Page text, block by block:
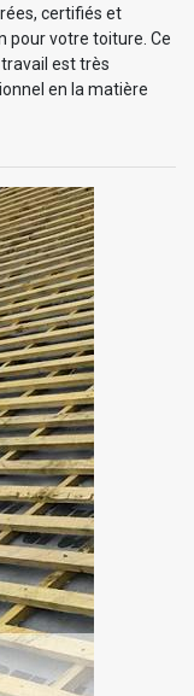
certifiés et
pour votre toiture. Ce
est très
en la matière